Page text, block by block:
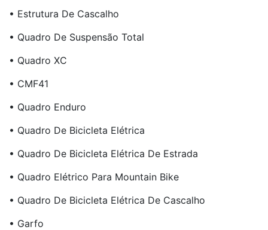
• Estrutura De Cascalho
• Quadro De Suspensão Total
• Quadro XC
• CMF41
• Quadro Enduro
• Quadro De Bicicleta Elétrica
• Quadro De Bicicleta Elétrica De Estrada
• Quadro Elétrico Para Mountain Bike
• Quadro De Bicicleta Elétrica De Cascalho
• Garfo